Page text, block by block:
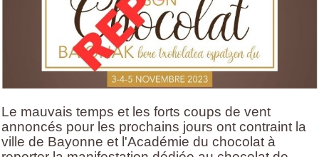
Le mauvais temps et les forts coups de vent
annoncés pour les prochains jours ont contraint la
ville de Bayonne et l'Académie du chocolat à